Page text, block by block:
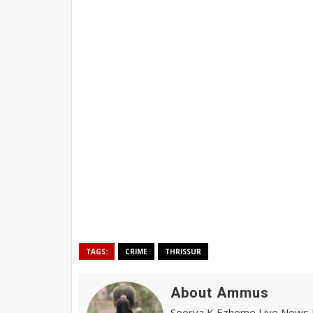
TAGS: CRIME THRISSUR
About Ammus